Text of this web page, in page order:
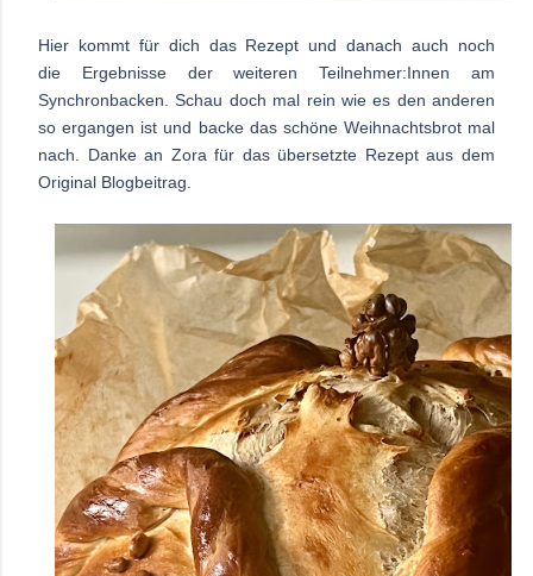
Hier kommt für dich das Rezept und danach auch noch
die Ergebnisse der weiteren Teilnehmer:Innen am
Synchronbacken.Schau doch mal rein wie es den anderen
so ergangen ist und backe das schöne Weihnachtsbrot mal
nach. Danke an Zora für das übersetzte Rezept aus dem
Original Blogbeitrag.